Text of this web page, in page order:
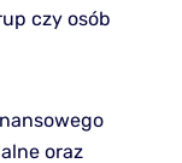
czy osób
oraz